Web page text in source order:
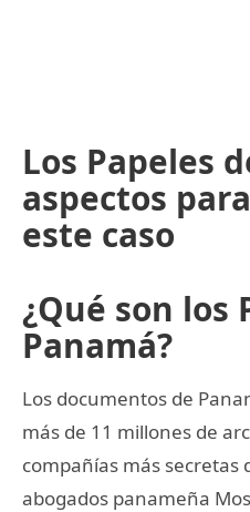
Los Papeles
aspectos
este caso
¿Qué son los
Panamá?
Los documentos de
más de 11 millones de
compañías más
abogados panameña